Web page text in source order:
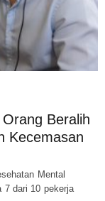
Beralih
Kecemasan
Mental
7 dari 10 pekerja